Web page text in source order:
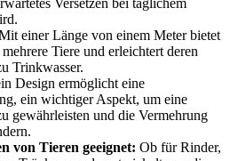
einer Länge von einem Meter bietet
Tiere und erleichtert deren
Trinkwasser.
Design ermöglicht eine
ein wichtiger Aspekt, um eine
gewährleisten und die Vermehrung
von Tieren geeignet: Ob für Rinder,